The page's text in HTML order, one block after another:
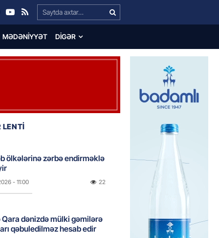
Search…
MƏDƏNIYYƏT DIGƏR
ölkələrinə zərbə endirməklə
- 11:00 22
dənizdə mülki gəmilərə
qəbuledilməz hesab edir